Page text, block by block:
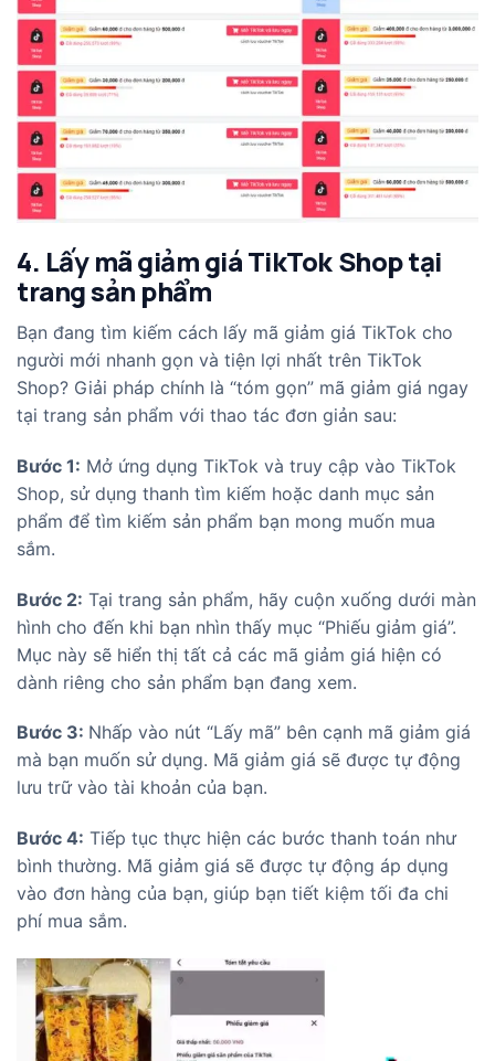
4. Lấy mã giảm giá TikTok Shop tại
trang sản phẩm
Bạn đang tìm kiếm cách lấy mã giảm giá TikTok cho
người mới nhanh gọn và tiện lợi nhất trên TikTok
Shop? Giải pháp chính là “tóm gọn” mã giảm giá ngay
tại trang sản phẩm với thao tác đơn giản sau:
Bước 1: Mở ứng dụng TikTok và truy cập vào TikTok
Shop, sử dụng thanh tìm kiếm hoặc danh mục sản
phẩm để tìm kiếm sản phẩm bạn mong muốn mua
sắm.
Bước 2: Tại trang sản phẩm, hãy cuộn xuống dưới màn
hình cho đến khi bạn nhìn thấy mục “Phiếu giảm giá”.
Mục này sẽ hiển thị tất cả các mã giảm giá hiện có
dành riêng cho sản phẩm bạn đang xem.
Bước 3: Nhấp vào nút “Lấy mã” bên cạnh mã giảm giá
mà bạn muốn sử dụng. Mã giảm giá sẽ được tự động
lưu trữ vào tài khoản của bạn.
Bước 4: Tiếp tục thực hiện các bước thanh toán như
bình thường. Mã giảm giá sẽ được tự động áp dụng
vào đơn hàng của bạn, giúp bạn tiết kiệm tối đa chi
phí mua sắm.